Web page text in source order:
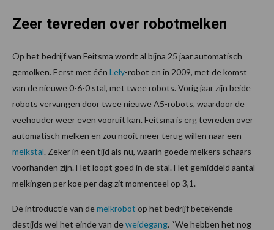
Zeer tevreden over robotmelken
Op het bedrijf van Feitsma wordt al bijna 25 jaar automatisch
gemolken. Eerst met één Lely-robot en in 2009, met de komst
van de nieuwe 0-6-0 stal, met twee robots. Vorig jaar zijn beide
robots vervangen door twee nieuwe A5-robots, waardoor de
veehouder weer even vooruit kan. Feitsma is erg tevreden over
automatisch melken en zou nooit meer terug willen naar een
melkstal. Zeker in een tijd als nu, waarin goede melkers schaars
voorhanden zijn. Het loopt goed in de stal. Het gemiddeld aantal
melkingen per koe per dag zit momenteel op 3,1.
De introductie van demelkrobot op het bedrijf betekende
destijds wel het einde van deweidegang. “We hebben het nog